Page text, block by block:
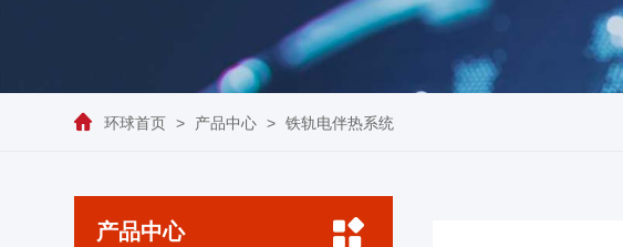
环球首页 > 产品中心 > 铁轨电伴热系统
产品中心